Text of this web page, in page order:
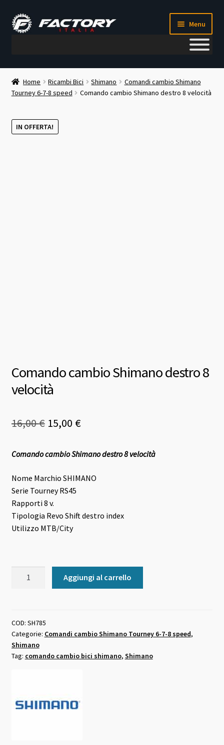
Vai
alla
Vai
al
Menu
Il mio account
Metodi di pagamento
Chi siamo
Home Ricambi Bici Shimano
Comandi cambio Shimano
Tourney 6-7-8 speed
Comando cambio Shimano destro 8 velocità
IN OFFERTA!
Comando cambio Shimano destro 8
velocità
16,00€ Il
originale
era:
16,00 €.
15,00 €Il
attuale
è:
Comando cambio Shimano destro 8 velocità
Nome Marchio SHIMANO
Serie Tourney RS45
Rapporti8 v.
Tipologia Revo Shift destro index
Utilizzo MTB/City
8
velocità
quantità
Aggiungi al carrello
COD: SH785
Categorie: Comandi cambio Shimano Tourney 6-7-8 speed,
Shimano
Tag: comando cambio bici shimano, Shimano